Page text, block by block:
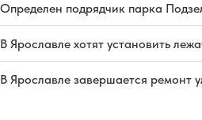
Определен подрядчик парка
В Ярославле хотят установить
В Ярославле завершается ремонт